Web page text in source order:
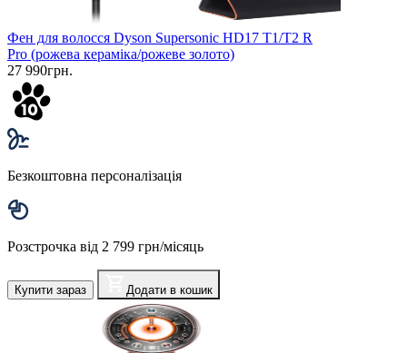
Фен для волосся Dyson Supersonic HD17 T1/T2 R
Pro (рожева кераміка/рожеве золото)
27 990грн.
Безкоштовна персоналізація
Розстрочка від 2 799 грн/місяць
Купити зараз Додати в кошик